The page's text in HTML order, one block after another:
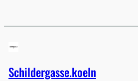
Schildergasse.koeln